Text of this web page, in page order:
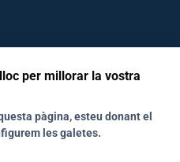
per millorar la vostra
pàgina, esteu donant el
les galetes.